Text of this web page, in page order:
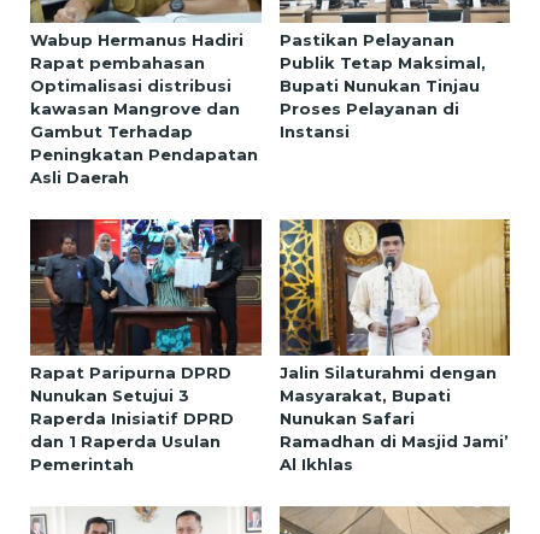
Wabup Hermanus Hadiri
Rapat pembahasan
Optimalisasi distribusi
kawasan Mangrove dan
Gambut Terhadap
Peningkatan Pendapatan
Asli Daerah
Pastikan Pelayanan
Publik Tetap Maksimal,
Bupati Nunukan Tinjau
Proses Pelayanan di
Instansi
Rapat Paripurna DPRD
Nunukan Setujui 3
Raperda Inisiatif DPRD
dan 1 Raperda Usulan
Pemerintah
Jalin Silaturahmi dengan
Masyarakat, Bupati
Nunukan Safari
Ramadhan di Masjid Jami’
Al Ikhlas